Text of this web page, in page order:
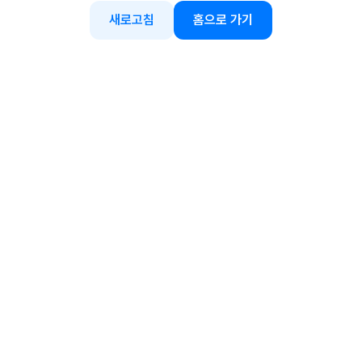
새로고침 홈으로 가기